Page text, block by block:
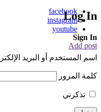
facebook
instagram
youtube
Add post
Log In
Sign In
اسم المستخدم أو البريد
كلمة المرور
تذكرني